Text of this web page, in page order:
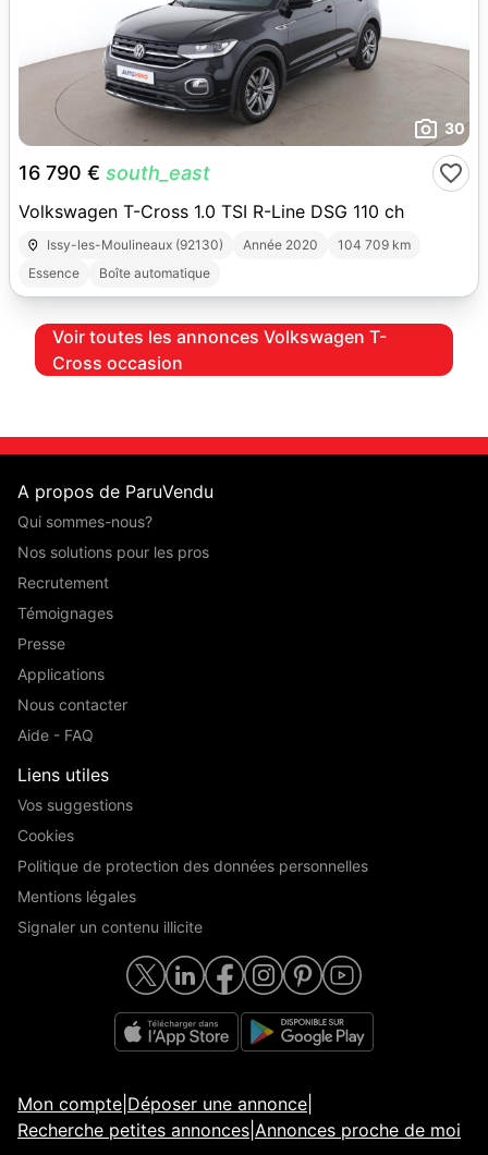
30
16 790 € south_east
Volkswagen T-Cross 1.0 TSI R-Line DSG 110 ch
Issy-les-Moulineaux (92130) Année 2020
104 709 km
Essence
Boîte automatique
Voir toutes les annonces Volkswagen T-
Cross occasion
A propos de ParuVendu
Qui sommes-nous?
Nos solutions pour les pros
Recrutement
Témoignages
Presse
Applications
Nous contacter
Aide - FAQ
Liens utiles
Vos suggestions
Cookies
Politique de protection des données personnelles
Mentions légales
Signaler un contenu illicite
Mon compte Déposer une annonce
Recherche petites annonces Annonces proche de moi